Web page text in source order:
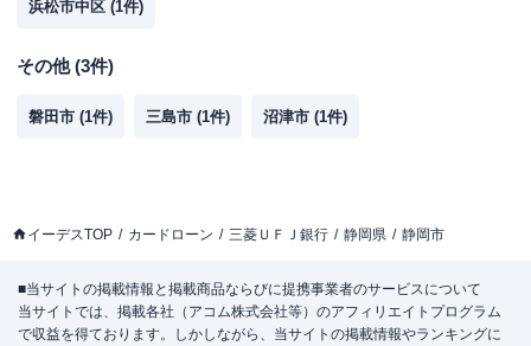
浜松市中区 (1件)
その他(3件)
磐田市 (1件) 三島市 (1件) 沼津市 (1件)
イーデスTOP カードローン 三菱ＵＦＪ銀行 静岡県 静岡市
■当サイトの掲載情報と掲載商品ならびに提携事業者のサービスについて
当サイトでは、掲載各社（アコム株式会社等）のアフィリエイトプログラム
で収益を得ております。しかしながら、当サイトの掲載情報やランキングに